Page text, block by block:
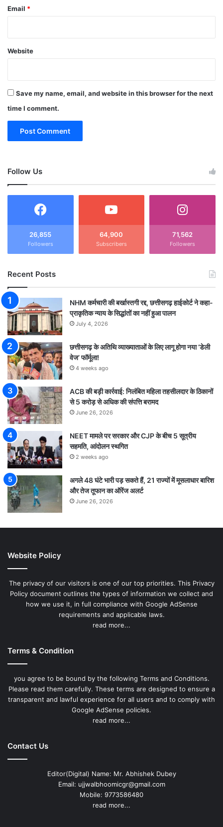
Email *
Website
Save my name, email, and website in this browser for the next
time I comment.
Follow Us
26,855
Followers
64,900
Subscribers
71,562
Followers
Recent Posts
NHM कर्मचारी की बर्खास्तगी रद्द, छत्तीसगढ़ हाईकोर्ट ने कहा-
प्राकृतिक न्याय के सिद्धांतों का नहीं हुआ पालन
July 4, 2026
छत्तीसगढ़ के अतिथि व्याख्याताओं के लिए लागू होगा नया ‘डेली
वेज’ फॉर्मूला!
4 weeks ago
ACB की बड़ी कार्रवाई: निलंबित महिला तहसीलदार के ठिकानों
से 5 करोड़ से अधिक की संपत्ति बरामद
June 26, 2026
NEET मामले पर सरकार और CJP के बीच 5 सूत्रीय
सहमति, आंदोलन स्थगित
2 weeks ago
अगले 48 घंटे भारी पड़ सकते हैं, 21 राज्यों में मूसलाधार बारिश
और तेज तूफान का ऑरेंज अलर्ट
June 26, 2026
Website Policy
The privacy of our visitors is one of our top priorities. This Privacy
Policy document outlines the types of information we collect and
how we use it, in full compliance with Google AdSense
requirements and applicable laws.
read more...
Terms & Condition
you agree to be bound by the following Terms and Conditions.
Please read them carefully. These terms are designed to ensure a
transparent and lawful experience for all users and to comply with
Google AdSense policies.
read more...
Contact Us
Editor(Digital) Name: Mr. Abhishek Dubey
Email: ujjwalbhoomicgr@gmail.com
Mobile: 9773586480
read more...